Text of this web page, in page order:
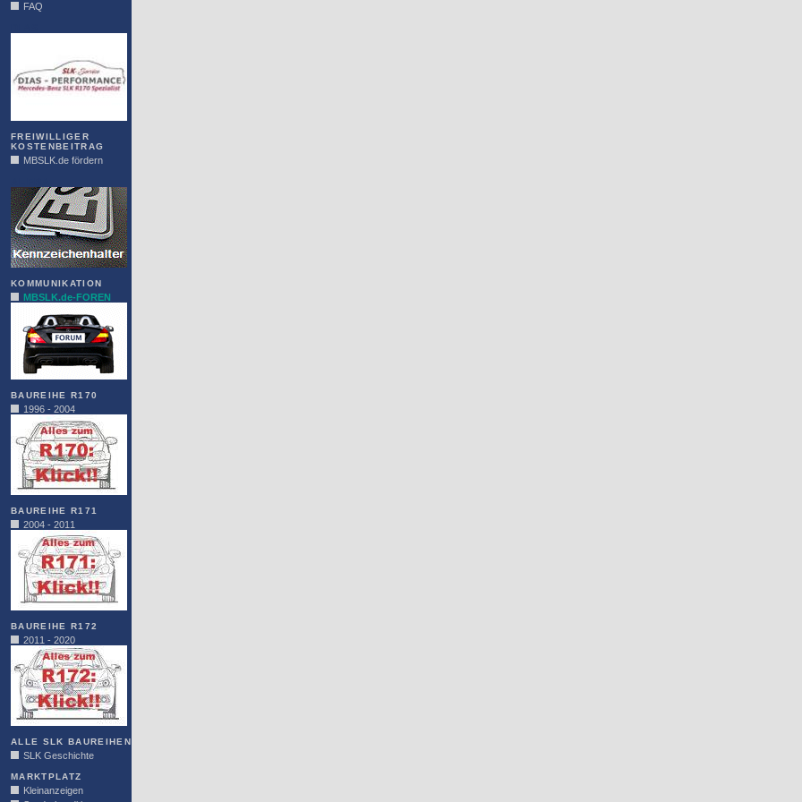
FAQ
FREIWILLIGER
KOSTENBEITRAG
MBSLK.de fördern
KOMMUNIKATION
MBSLK.de-FOREN
BAUREIHE R170
1996 - 2004
BAUREIHE R171
2004 - 2011
BAUREIHE R172
2011 - 2020
ALLE SLK BAUREIHEN
SLK Geschichte
MARKTPLATZ
Kleinanzeigen